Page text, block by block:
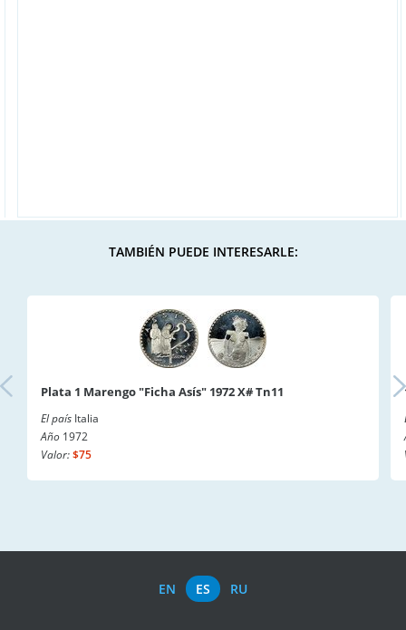
TAMBIÉN PUEDE INTERESARLE:
Plata 1 Marengo "Ficha Asís" 1972 X# Tn11
El país Italia
Año 1972
Valor:$75
EN ES RU